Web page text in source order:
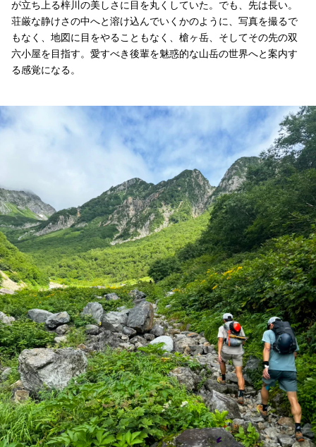
が立ち上る梓川の美しさに目を丸くしていた。でも、先は長い。
荘厳な静けさの中へと溶け込んでいくかのように、写真を撮るで
もなく、地図に目をやることもなく、槍ヶ岳、そしてその先の双
六小屋を目指す。愛すべき後輩を魅惑的な山岳の世界へと案内す
る感覚になる。